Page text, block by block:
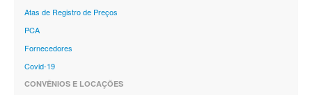
Atas de Registro de Preços
PCA
Fornecedores
Covid-19
CONVÊNIOS E LOCAÇÕES